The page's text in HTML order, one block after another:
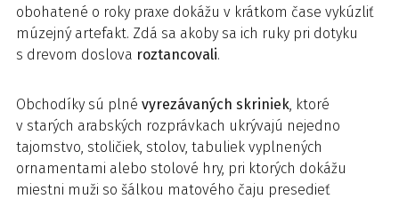
obohatené o roky praxe dokážu v krátkom čase vykúzliť
múzejný artefakt. Zdá sa akoby sa ich ruky pri dotyku
s drevom doslova roztancovali.
Obchodíky sú plné vyrezávaných skriniek, ktoré
v starých arabských rozprávkach ukrývajú nejedno
tajomstvo, stoličiek, stolov, tabuliek vyplnených
ornamentami alebo stolové hry, pri ktorých dokážu
miestni muži so šálkou matového čaju presedieť